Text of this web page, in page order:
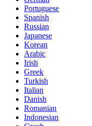
Portuguese
Spanish
Russian
Japanese
Korean
Arabic
Irish
Greek
Turkish
Italian
Danish
Romanian
Indonesian